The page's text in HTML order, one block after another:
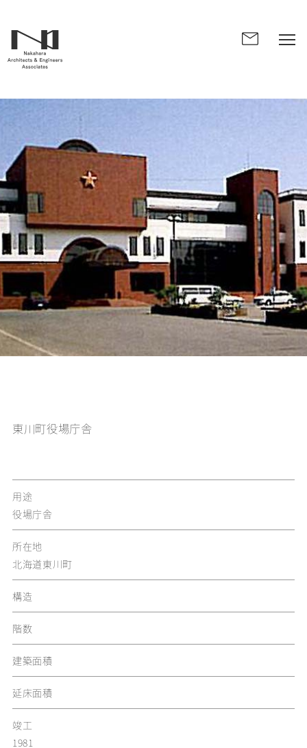
東川町役場庁舎
用途
役場庁舎
所在地
北海道東川町
構造
階数
建築面積
延床面積
竣工
1981